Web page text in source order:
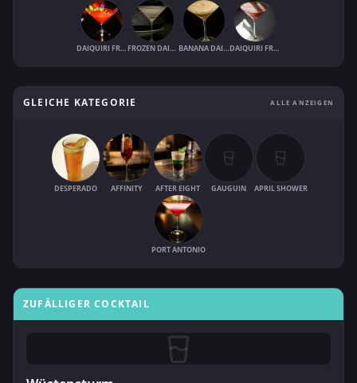
DAIQUIRI FRAISE MENTHE FROZEN DAIQUIRI BANANA DAIQUIRI (FROZEN) DAIQUIRI FRAISE
GLEICHE KATEGORIE ALLE ANZEIGEN
DESPERADO AFFINITY AFTER EIGHT GAUGUIN APRIL SHOWER
PORT ANTONIO
ZUFÄLLIGER COCKTAIL